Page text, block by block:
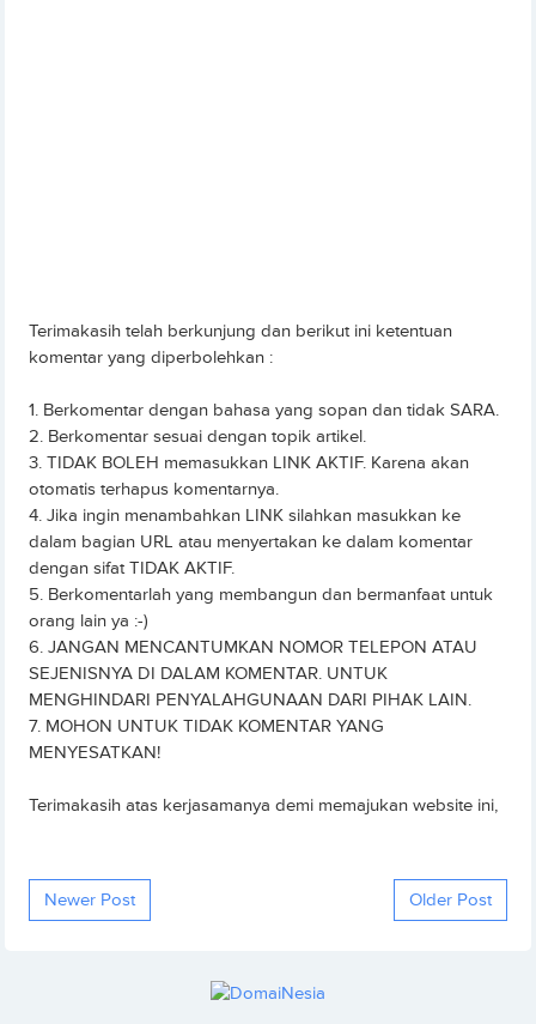
Terimakasih telah berkunjung dan berikut ini ketentuan
komentar yang diperbolehkan :
1. Berkomentar dengan bahasa yang sopan dan tidak SARA.
2. Berkomentar sesuai dengan topik artikel.
3. TIDAK BOLEH memasukkan LINK AKTIF. Karena akan
otomatis terhapus komentarnya.
4. Jika ingin menambahkan LINK silahkan masukkan ke
dalam bagian URL atau menyertakan ke dalam komentar
dengan sifat TIDAK AKTIF.
5. Berkomentarlah yang membangun dan bermanfaat untuk
orang lain ya :-)
6. JANGAN MENCANTUMKAN NOMOR TELEPON ATAU
SEJENISNYA DI DALAM KOMENTAR. UNTUK
MENGHINDARI PENYALAHGUNAAN DARI PIHAK LAIN.
7. MOHON UNTUK TIDAK KOMENTAR YANG
MENYESATKAN!
Terimakasih atas kerjasamanya demi memajukan website ini,
Newer Post Older Post